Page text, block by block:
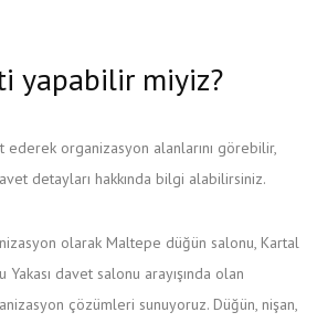
yapabilir miyiz?
ederek organizasyon alanlarını görebilir,
detayları hakkında bilgi alabilirsiniz.
olarak Maltepe düğün salonu, Kartal
davet salonu arayışında olan
çözümleri sunuyoruz. Düğün, nişan,